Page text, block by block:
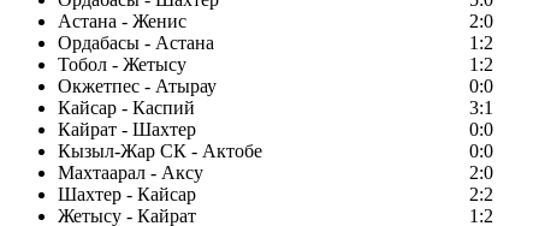
Астана - Женис
2:0
Ордабасы - Астана
1:2
Тобол - Жетысу
1:2
Окжетпес - Атырау
0:0
Кайсар - Каспий
3:1
Кайрат - Шахтер
0:0
Кызыл-Жар СК - Актобе
0:0
Махтаарал - Аксу
2:0
Шахтер - Кайсар
2:2
Жетысу - Кайрат
1:2